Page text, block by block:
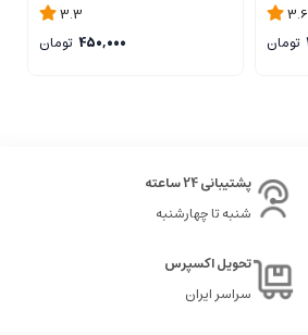
تومان
3.3
450,000 تومان
پشتیبانی 24 ساعته
شنبه تا چهارشنبه
تحویل اکسپرس
سراسر ایران